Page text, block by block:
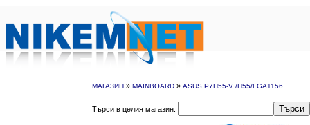
МАГАЗИН » MAINBOARD » ASUS P7H55-V /H55/LGA1156
Търси в целия магазин: Търси